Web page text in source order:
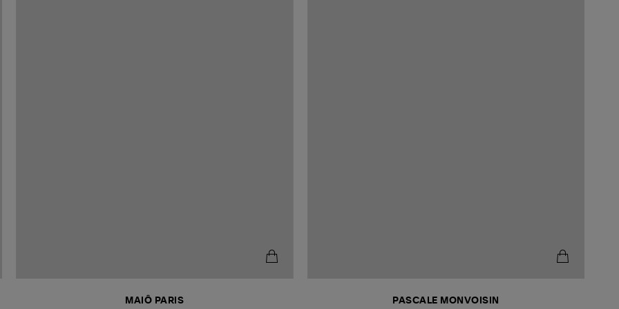
MAIÔ PARIS PASCALE MONVOISIN